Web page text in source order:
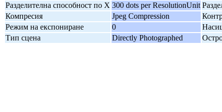
Разделителна способност по X 300 dots per ResolutionUnit
Компресия
Jpeg Compression
Режим на експониране
0
Тип сцена
Directly Photographed